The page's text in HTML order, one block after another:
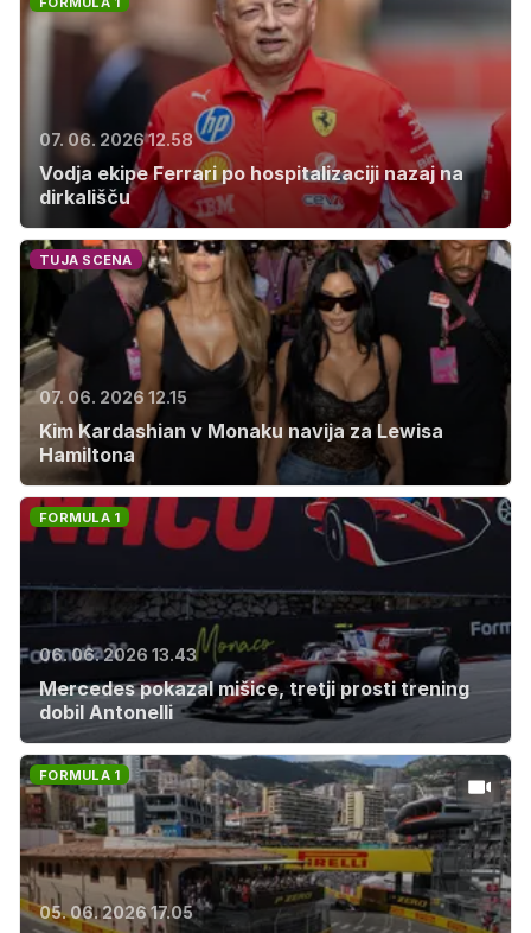
07. 06. 2026 12.58
Vodja ekipe Ferrari po hospitalizaciji nazaj na
dirkališču
TUJA SCENA
07. 06. 2026 12.15
Kim Kardashian v Monaku navija za Lewisa
Hamiltona
FORMULA 1
06. 06. 2026 13.43
Mercedes pokazal mišice, tretji prosti trening
dobil Antonelli
FORMULA 1
05. 06. 2026 17.05